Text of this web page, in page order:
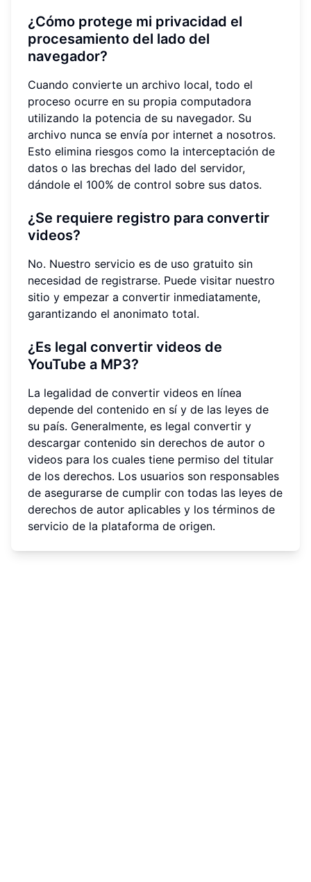
¿Cómo protege mi privacidad el
procesamiento del lado del
navegador?
Cuando convierte un archivo local, todo el
proceso ocurre en su propia computadora
utilizando la potencia de su navegador. Su
archivo nunca se envía por internet a nosotros.
Esto elimina riesgos como la interceptación de
datos o las brechas del lado del servidor,
dándole el 100% de control sobre sus datos.
¿Se requiere registro para convertir
videos?
No. Nuestro servicio es de uso gratuito sin
necesidad de registrarse. Puede visitar nuestro
sitio y empezar a convertir inmediatamente,
garantizando el anonimato total.
¿Es legal convertir videos de
YouTube a MP3?
La legalidad de convertir videos en línea
depende del contenido en sí y de las leyes de
su país. Generalmente, es legal convertir y
descargar contenido sin derechos de autor o
videos para los cuales tiene permiso del titular
de los derechos. Los usuarios son responsables
de asegurarse de cumplir con todas las leyes de
derechos de autor aplicables y los términos de
servicio de la plataforma de origen.